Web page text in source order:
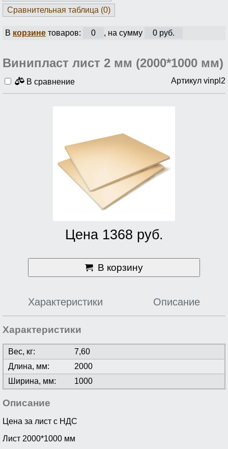
Сравнительная таблица (0)
В корзинетоваров: 0 , на сумму 0 руб.
Винипласт лист 2 мм (2000*1000 мм)
В сравнение Артикул vinpl2
Цена 1368 руб.
В корзину
Характеристики Описание
Характеристики
Вес, кг:
7,60
Длина, мм:
2000
Ширина, мм:
1000
Описание
Цена за лист с НДС
Лист 2000*1000 мм